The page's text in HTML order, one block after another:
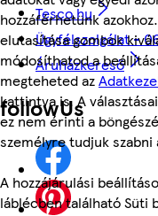
hozzáférhetünk
elutasítása gombok
módosíthatod a
megteheted az
kattintva is. A
ez nem érinti a
személyre tudjuk szabni
A hozzájárulási
láblécben található Süti
Tesco.hu
Ügyfélszolgálat -
Áruházkereső
followUs